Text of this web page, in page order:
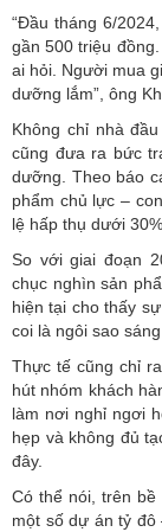
“Đầu tháng 6/
gần 500 triệu
ai hỏi. Người mua
dưỡng lắm”, ông
Không chỉ nhà
cũng đưa ra bức
dưỡng. Theo báo
phẩm chủ lực –
lệ hấp thụ dưới 30%.
So với giai đoạn
chục nghìn sản
hiện tại cho thấy
coi là ngôi sao
Thực tế cũng chỉ
hút nhóm khách
làm nơi nghỉ ngơi
hẹp và không đủ
đây.
Có thể nói, trên
một số dự án tỷ đô